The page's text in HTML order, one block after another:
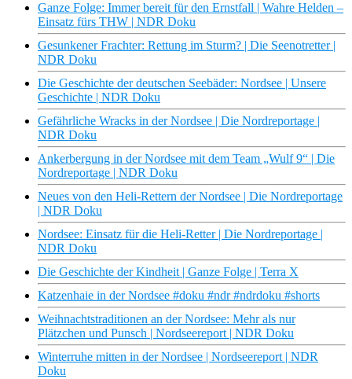
Ganze Folge: Immer bereit für den Ernstfall | Wahre Helden –
Einsatz fürs THW | NDR Doku
Gesunkener Frachter: Rettung im Sturm? | Die Seenotretter |
NDR Doku
Die Geschichte der deutschen Seebäder: Nordsee | Unsere
Geschichte | NDR Doku
Gefährliche Wracks in der Nordsee | Die Nordreportage |
NDR Doku
Ankerbergung in der Nordsee mit dem Team „Wulf 9“ | Die
Nordreportage | NDR Doku
Neues von den Heli-Rettern der Nordsee | Die Nordreportage
| NDR Doku
Nordsee: Einsatz für die Heli-Retter | Die Nordreportage |
NDR Doku
Die Geschichte der Kindheit | Ganze Folge | Terra X
Katzenhaie in der Nordsee #doku #ndr #ndrdoku #shorts
Weihnachtstraditionen an der Nordsee: Mehr als nur
Plätzchen und Punsch | Nordseereport | NDR Doku
Winterruhe mitten in der Nordsee | Nordseereport | NDR
Doku